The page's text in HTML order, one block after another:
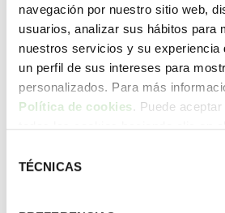
navegación por nuestro sitio web,
usuarios, analizar sus hábitos para
nuestros servicios y su experiencia
un perfil de sus intereses para
personalizados. Para más
Política de cookies. Puede
botón “Configurar cookies”, o
TÉCNICAS
interacción con el espacio, el
conectar con el entorno a través
descubrir los beneficios y las
ofrece la naturaleza.